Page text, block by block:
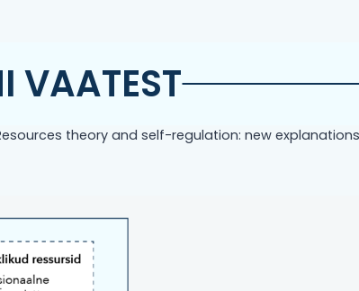
VAATEST
theory and self-regulation: new